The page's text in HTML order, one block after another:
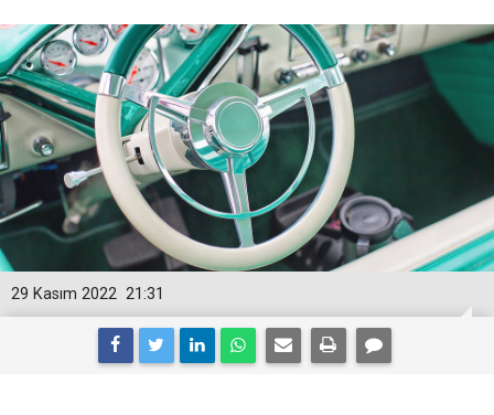
21:31
29 Kasım 2022